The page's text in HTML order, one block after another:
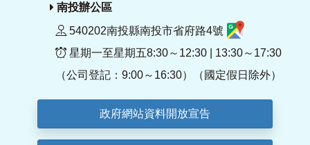
南投辦公區
540202南投縣南投市省府路4號
星期一至星期五8:30～12:30 | 13:30～17:30
（公司登記：9:00～16:30）（國定假日除外）
政府網站資料開放宣告